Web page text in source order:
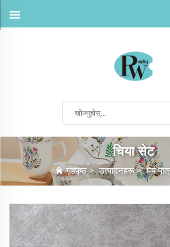
चिया सेट
गृहपृष्ठ>उत्पादनहरू>पेय